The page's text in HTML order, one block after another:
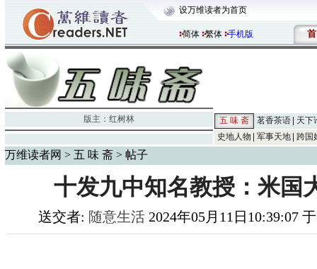
设万维读者为首页
简体 繁体 手机版 首
版主： 红树林 五 味 斋 茗香茶语
天下
史地人物
军事天地 跨国
万维读者网 > 五 味 斋 > 帖子
十发九中知名教授：米国
送交者: 随意生活 2024年05月11日10:39:07